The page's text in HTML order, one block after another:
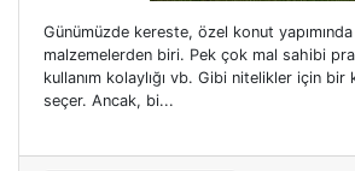
Günümüzde kereste, özel konut
malzemelerden biri. Pek çok mal sahibi
kullanım kolaylığı vb. Gibi nitelikler için bir
seçer. Ancak, bi...